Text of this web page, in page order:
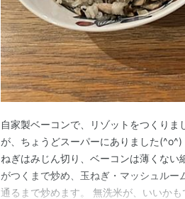
自家製ベーコンで、リゾットをつくり
が、ちょうどスーパーにありました
ねぎはみじん切り、ベーコンは薄くな
がつくまで炒め、玉ねぎ・マッシュルー
通るまで炒めます。 無洗米が、いいか